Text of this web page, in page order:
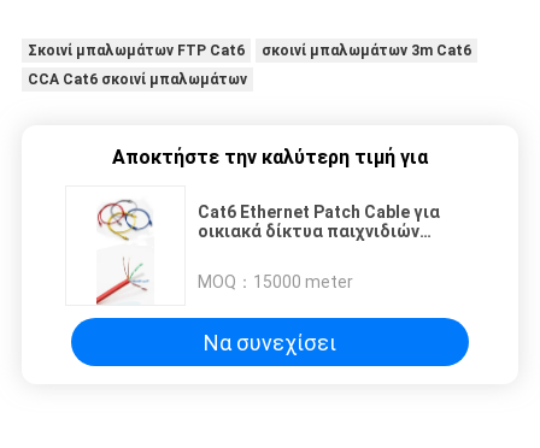
Σκοινί μπαλωμάτων FTP Cat6
σκοινί μπαλωμάτων 3m Cat6
CCA Cat6 σκοινί μπαλωμάτων
Αποκτήστε την καλύτερη τιμή για
Cat6 Ethernet Patch Cable για
οικιακά δίκτυα παιχνιδιών
MOQ： 15000 meter
Να συνεχίσει